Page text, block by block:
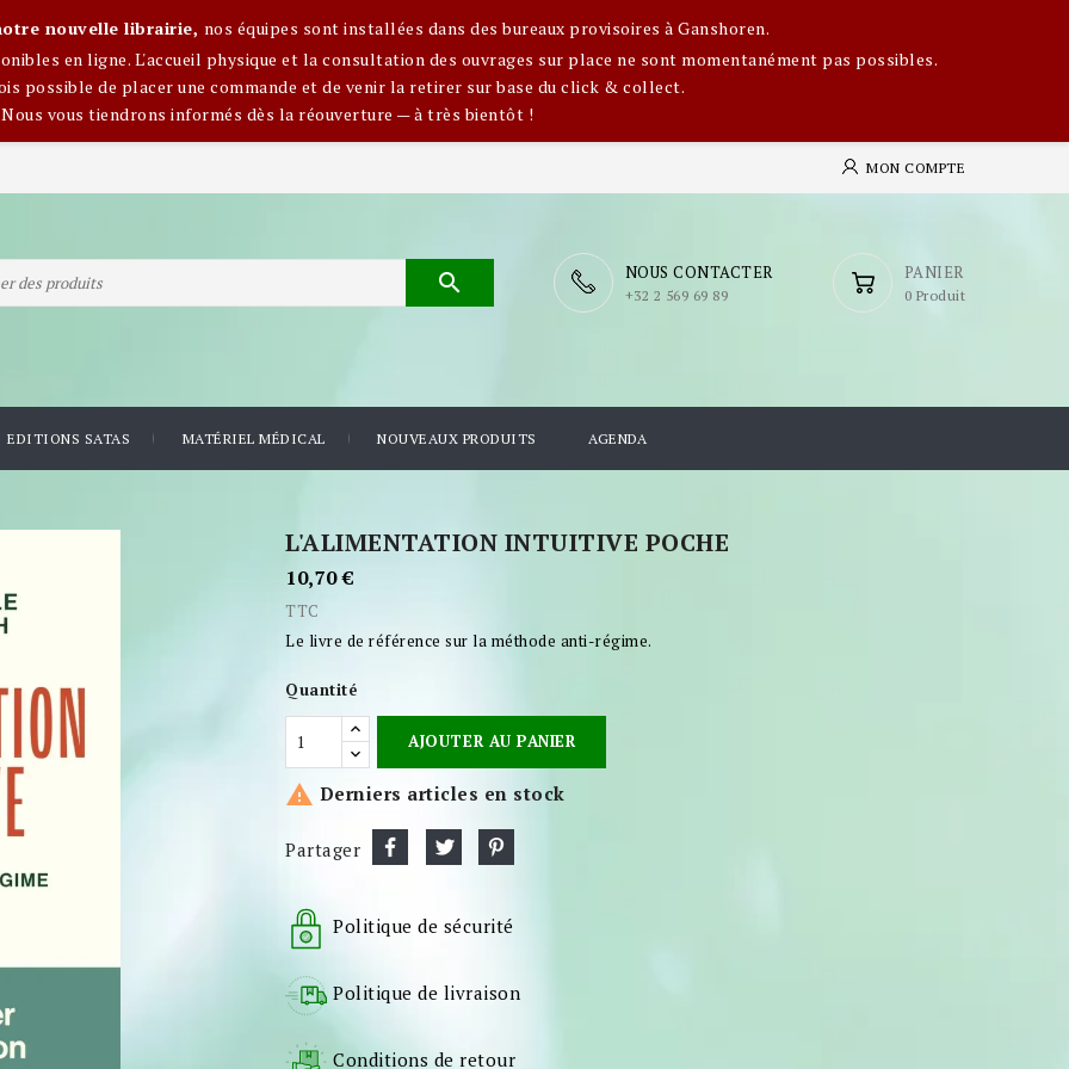
nouvelle librairie, nos équipes sont installées dans des bureaux provisoires à Ganshoren.
en ligne. L'accueil physique et la consultation des ouvrages sur place ne sont momentanément pas possibles.
possible de placer une commande et de venir la retirer sur base du click & collect.
Nous vous tiendrons informés dès la réouverture — à très bientôt !
MON COMPTE
PANIER
0 Produit
NOUS CONTACTER
​+32 2 569 69 89

EDITIONS SATAS MATÉRIEL MÉDICAL NOUVEAUX PRODUITS AGENDA
L'ALIMENTATION INTUITIVE POCHE
10,70 €
TTC
Le livre de référence sur la méthode anti-régime.
Quantité
AJOUTER AU PANIER
 Derniers articles en stock
Partager
Politique de sécurité
Politique de livraison
Conditions de retour